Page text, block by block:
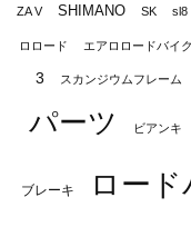
ZA V SHIMANO SK sl8
ロロード エアロロードバイク
3
スカンジウムフレーム
パーツ ビアンキ
ブレーキ ロード